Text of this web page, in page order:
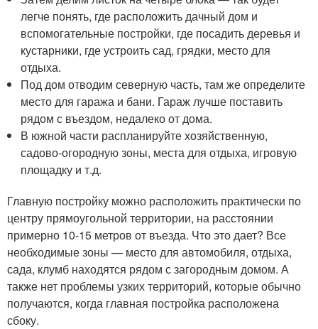
легче понять, где расположить дачный дом и
вспомогательные постройки, где посадить деревья и
кустарники, где устроить сад, грядки, место для
отдыха.
Под дом отводим северную часть, там же определите
место для гаража и бани. Гараж лучше поставить
рядом с въездом, недалеко от дома.
В южной части распланируйте хозяйственную,
садово-огородную зоны, места для отдыха, игровую
площадку и т.д.
Главную постройку можно расположить практически по
центру прямоугольной территории, на расстоянии
примерно 10-15 метров от въезда. Что это дает? Все
необходимые зоны — место для автомобиля, отдыха,
сада, клумб находятся рядом с загородным домом. А
также нет проблемы узких территорий, которые обычно
получаются, когда главная постройка расположена
сбоку.